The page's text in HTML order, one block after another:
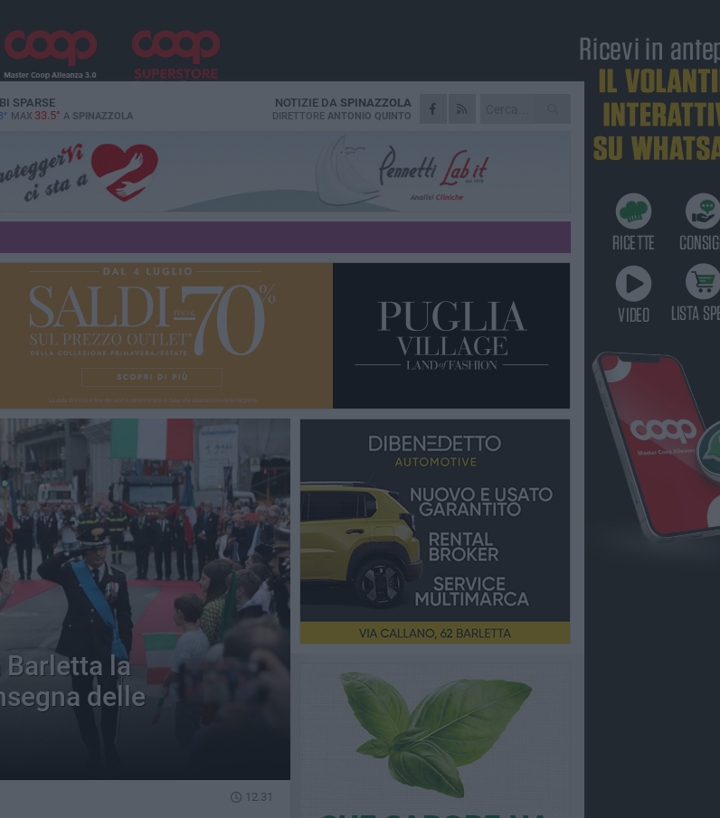
SPARSE
MAX 33.5° A SPINAZZOLA
NOTIZIE DA SPINAZZOLA
DIRETTORE ANTONIO QUINTO
Barletta la
delle
12.31